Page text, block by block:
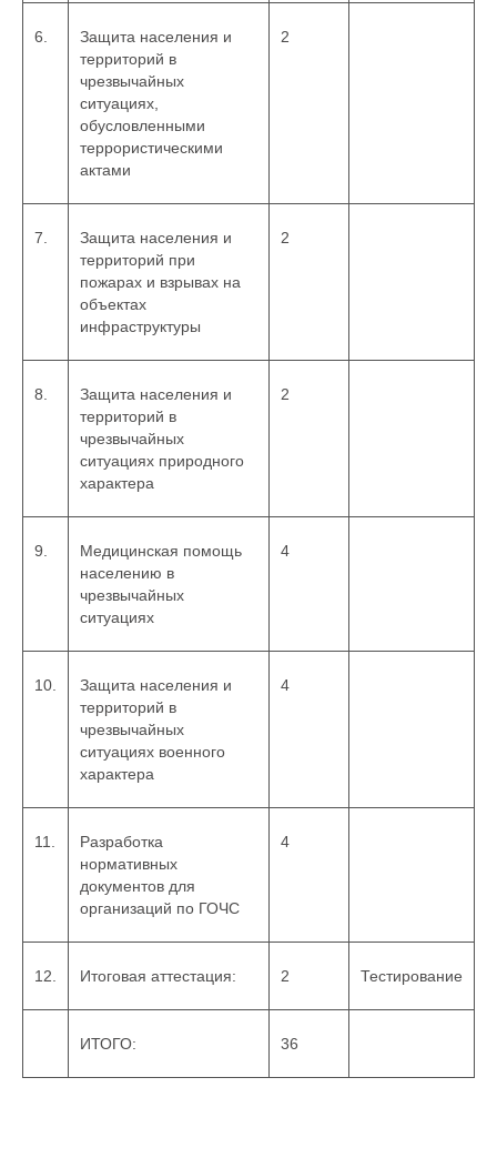
6.
Защита населения и
территорий в
чрезвычайных
ситуациях,
обусловленными
террористическими
актами
2
7.
Защита населения и
территорий при
пожарах и взрывах на
объектах
инфраструктуры
2
8.
Защита населения и
территорий в
чрезвычайных
ситуациях природного
характера
2
9.
Медицинская помощь
населению в
чрезвычайных
ситуациях
4
10.
Защита населения и
территорий в
чрезвычайных
ситуациях военного
характера
4
11.
Разработка
нормативных
документов для
организаций по ГОЧС
4
12. Итоговая аттестация: 2 Тестирование
ИТОГО: 36